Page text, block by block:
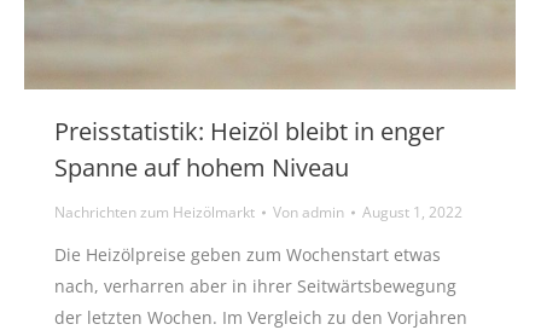
Preisstatistik: Heizöl bleibt in enger
Spanne auf hohem Niveau
Nachrichten zum Heizölmarkt Vonadmin August 1, 2022
Die Heizölpreise geben zum Wochenstart etwas
nach, verharren aber in ihrer Seitwärtsbewegung
der letzten Wochen. Im Vergleich zu den Vorjahren